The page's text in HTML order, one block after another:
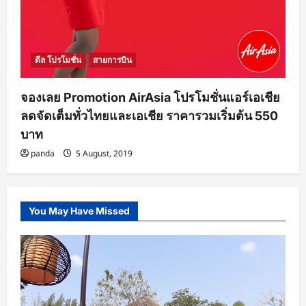
ดีล โปรโมชั่น สายการบิน
จองเลย Promotion AirAsia โปรโมชั่นแอร์เอเชีย
ลดจัดเต็มทั่วไทยและเอเชีย ราคารวมเริ่มต้น 550
บาท
panda 5 August, 2019
You May Have Missed